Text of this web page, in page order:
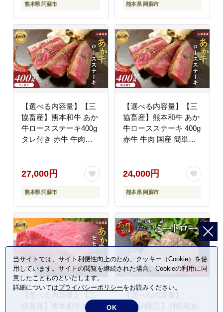
熊本県 阿蘇市
かず 簡単 手軽 贅沢 ご
褒美 お祝い 人気 晩ご
飯 熊本県 阿蘇市
熊本県 阿蘇市
【選べる内容量】【三
協畜産】熊本和牛 あか
牛ロースステーキ400g
タレ付き 赤牛 牛肉
ギフト 贈り物 贈答用
豪華 おかず 簡単 手軽
贅沢 ご褒美 お祝い 人
気 晩ご飯 熊本県 阿蘇
市
27,000円
熊本県 阿蘇市
【選べる内容量】【三
協畜産】熊本和牛 あか
牛ロースステーキ 400g
赤牛 牛肉 国産 簡単
り物 贈答用 豪華 おか
ず 簡単 手軽 贅沢 ご褒
美 お祝い 人気 晩ご飯
熊本県 阿蘇市
24,000円
熊本県 阿蘇市
【選べる内容量】【三
協畜産】熊本和牛あか
【選べる内容量】
【ANA限定】阿蘇産あ
当サイトでは、サイト利便性向上のため、クッキー（Cookie）を使
用しています。サイトの閲覧を継続された場合、Cookieの利用に同
意したことものといたします。
詳細についてはプライバシーポリシーをお読みください。
OK